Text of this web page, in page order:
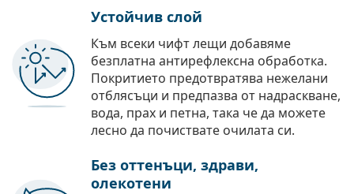
Устойчив слой
Към всеки чифт лещи добавяме
безплатна антирефлексна обработка.
Покритието предотвратява нежелани
отблясъци и предпазва от надраскване,
вода, прах и петна, така че да можете
лесно да почиствате очилата си.
Без оттенъци, здрави,
олекотени